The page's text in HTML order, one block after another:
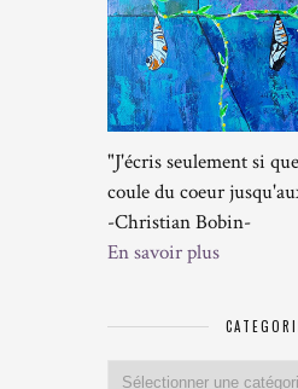
"J'écris seulement si
coule du coeur
-Christian Bobin-
En savoir plus
Categories